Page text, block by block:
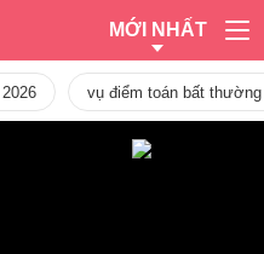
MỚI NHẤT
vụ điểm toán bất